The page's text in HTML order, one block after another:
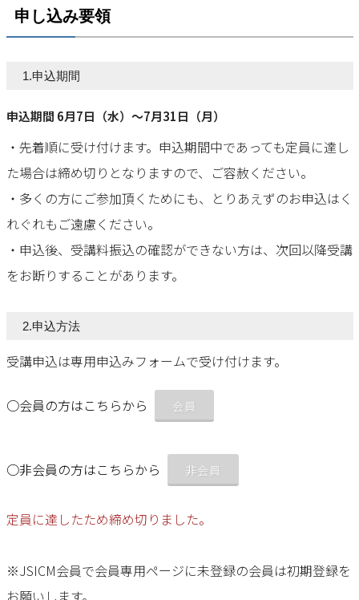
申し込み要領
1.申込期間
申込期間 6月7日（水）～7月31日（月）
・先着順に受け付けます。申込期間中であっても定員に達し
た場合は締め切りとなりますので、ご容赦ください。
・多くの方にご参加頂くためにも、とりあえずのお申込はく
れぐれもご遠慮ください。
・申込後、受講料振込の確認ができない方は、次回以降受講
をお断りすることがあります。
2.申込方法
受講申込は専用申込みフォームで受け付けます。
○会員の方はこちらから 会員
○非会員の方はこちらから 非会員
定員に達したため締め切りました。
※JSICM会員で会員専用ページに未登録の会員は初期登録を
お願いします。